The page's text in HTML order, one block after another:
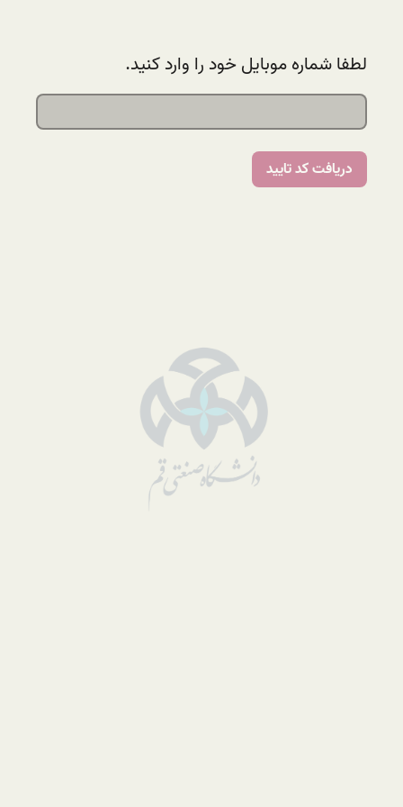
لطفا شماره موبایل خود را وارد کنید.
دریافت کد تایید